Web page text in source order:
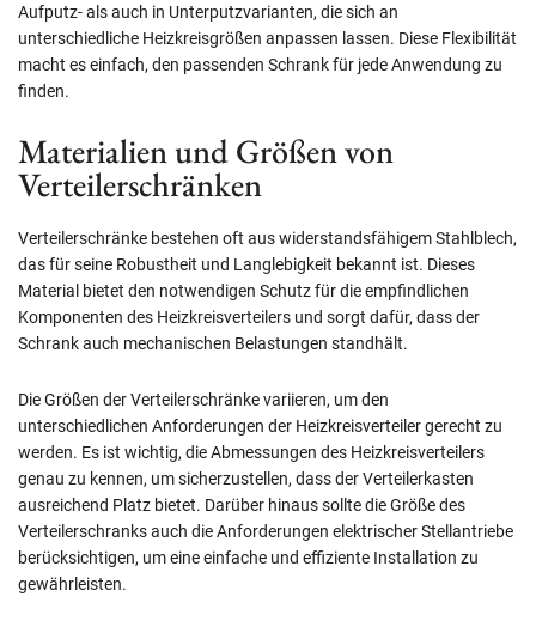
Aufputz- als auch in Unterputzvarianten, die sich an
unterschiedliche Heizkreisgrößen anpassen lassen. Diese Flexibilität
macht es einfach, den passenden Schrank für jede Anwendung zu
finden.
Materialien und Größen von
Verteilerschränken
Verteilerschränke bestehen oft aus widerstandsfähigem Stahlblech,
das für seine Robustheit und Langlebigkeit bekannt ist. Dieses
Material bietet den notwendigen Schutz für die empfindlichen
Komponenten des Heizkreisverteilers und sorgt dafür, dass der
Schrank auch mechanischen Belastungen standhält.
Die Größen der Verteilerschränke variieren, um den
unterschiedlichen Anforderungen der Heizkreisverteiler gerecht zu
werden. Es ist wichtig, die Abmessungen des Heizkreisverteilers
genau zu kennen, um sicherzustellen, dass der Verteilerkasten
ausreichend Platz bietet. Darüber hinaus sollte die Größe des
Verteilerschranks auch die Anforderungen elektrischer Stellantriebe
berücksichtigen, um eine einfache und effiziente Installation zu
gewährleisten.